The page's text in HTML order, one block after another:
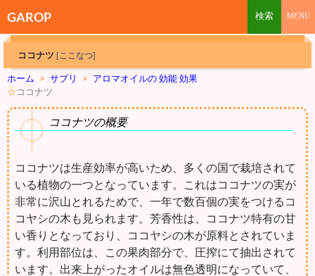
GAROP
ココナツ [ここなつ]
ホーム > サプリ > アロマオイルの 効能 効果
☆ココナツ
ココナツの概要
ココナツは生産効率が高いため、多くの国で栽培されて
いる植物の一つとなっています。これはココナツの実が
非常に沢山とれるためで、一年で数百個の実をつけるコ
コヤシの木も見られます。芳香性は、ココナツ特有の甘
い香りとなっており、ココヤシの木が原料とされていま
す。利用部位は、この果肉部分で、圧搾にて抽出されて
います。出来上がったオイルは無色透明になっていて、